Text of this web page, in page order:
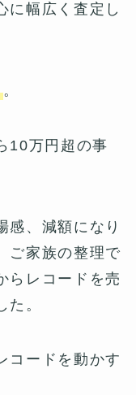
に幅広く査定し
。
10万円超の事
感、減額になり
ご家族の整理で
らレコードを売
た。
コードを動かす